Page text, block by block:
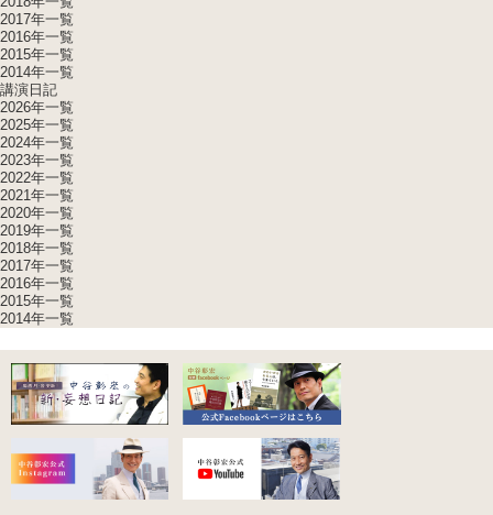
2017年一覧
2016年一覧
2015年一覧
2014年一覧
講演日記
2026年一覧
2025年一覧
2024年一覧
2023年一覧
2022年一覧
2021年一覧
2020年一覧
2019年一覧
2018年一覧
2017年一覧
2016年一覧
2015年一覧
2014年一覧